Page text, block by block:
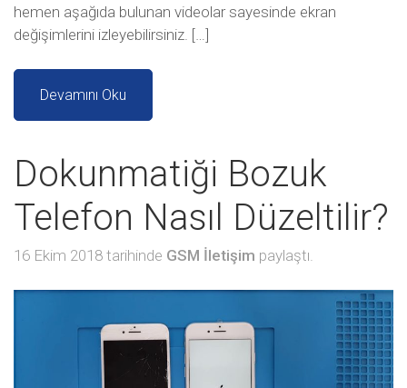
hemen aşağıda bulunan videolar sayesinde ekran
değişimlerini izleyebilirsiniz. […]
Devamını Oku
Dokunmatiği Bozuk
Telefon Nasıl Düzeltilir?
16 Ekim 2018 tarihinde GSM İletişim paylaştı.